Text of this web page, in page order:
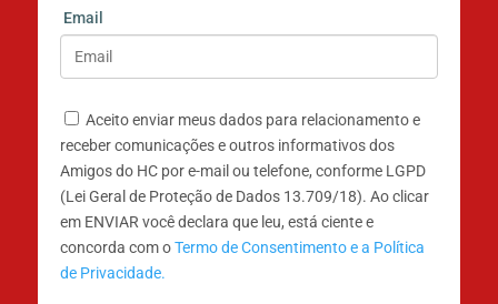
Email
Aceito enviar meus dados para relacionamento e
receber comunicações e outros informativos dos
Amigos do HC por e-mail ou telefone, conforme LGPD
(Lei Geral de Proteção de Dados 13.709/18). Ao clicar
em ENVIAR você declara que leu, está ciente e
concorda com oTermo de Consentimento e a Política
de Privacidade.